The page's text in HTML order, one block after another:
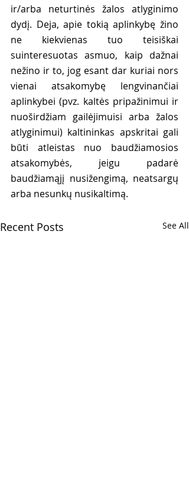
ir/arba neturtinės žalos atlyginimo
dydį. Deja, apie tokią aplinkybę žino
ne kiekvienas tuo teisiškai
suinteresuotas asmuo, kaip dažnai
nežino ir to, jog esant dar kuriai nors
vienai atsakomybę lengvinančiai
aplinkybei (pvz. kaltės pripažinimui ir
nuoširdžiam gailėjimuisi arba žalos
atlyginimui) kaltininkas apskritai gali
būti atleistas nuo baudžiamosios
atsakomybės, jeigu padarė
baudžiamąjį nusižengimą, neatsargų
arba nesunkų nusikaltimą.
Recent Posts See All